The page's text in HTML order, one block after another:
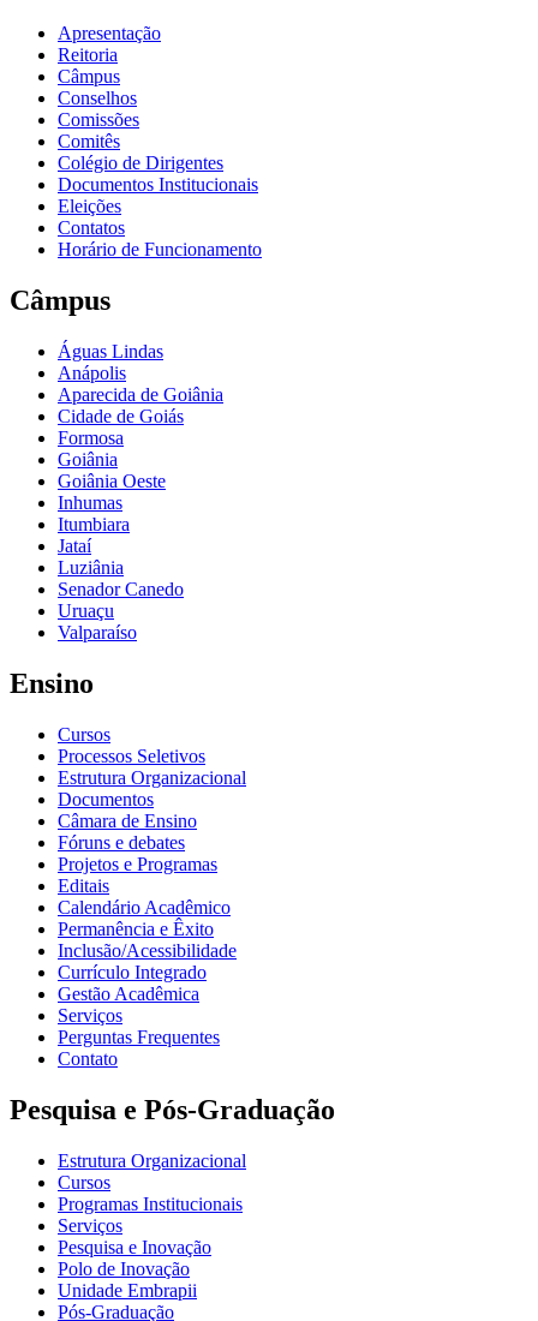
Apresentação
Reitoria
Câmpus
Conselhos
Comissões
Comitês
Colégio de Dirigentes
Documentos Institucionais
Eleições
Contatos
Horário de Funcionamento
Câmpus
Águas Lindas
Anápolis
Aparecida de Goiânia
Cidade de Goiás
Formosa
Goiânia
Goiânia Oeste
Inhumas
Itumbiara
Jataí
Luziânia
Senador Canedo
Uruaçu
Valparaíso
Ensino
Cursos
Processos Seletivos
Estrutura Organizacional
Documentos
Câmara de Ensino
Fóruns e debates
Projetos e Programas
Editais
Calendário Acadêmico
Permanência e Êxito
Inclusão/Acessibilidade
Currículo Integrado
Gestão Acadêmica
Serviços
Perguntas Frequentes
Contato
Pesquisa e Pós-Graduação
Estrutura Organizacional
Cursos
Programas Institucionais
Serviços
Pesquisa e Inovação
Polo de Inovação
Unidade Embrapii
Pós-Graduação